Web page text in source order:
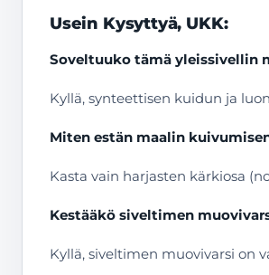
Usein Kysyttyä, UKK:
Soveltuuko tämä yleissivellin
Kyllä, synteettisen kuidun ja
Miten estän maalin
Kasta vain harjasten kärkiosa
Kestääkö siveltimen
Kyllä, siveltimen muovivarsi on